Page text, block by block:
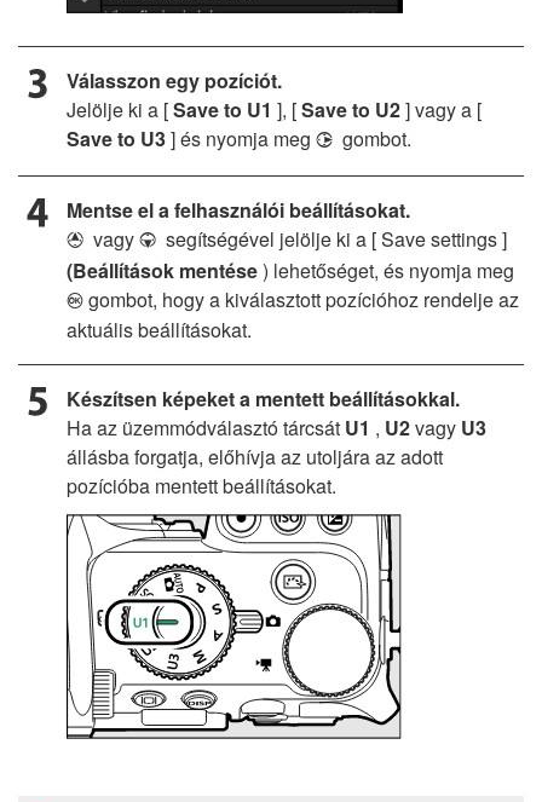
Válasszon egy pozíciót.
Jelölje ki a [Save to U1 ], [Save to U2] vagy a [
Save to U3] és nyomja meg 2 gombot.
Mentse el a felhasználói beállításokat.
1 vagy 3 segítségével jelölje ki a [ Save settings ]
(Beállítások mentése) lehetőséget, és nyomja meg
J gombot, hogy a kiválasztott pozícióhoz rendelje az
aktuális beállításokat.
Készítsen képeket a mentett beállításokkal.
Ha az üzemmódválasztó tárcsát U1 , U2vagy U3
állásba forgatja, előhívja az utoljára az adott
pozícióba mentett beállításokat.